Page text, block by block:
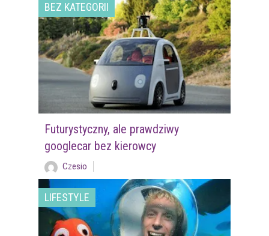
BEZ KATEGORII
Futurystyczny, ale prawdziwy
googlecar bez kierowcy
Czesio
LIFESTYLE